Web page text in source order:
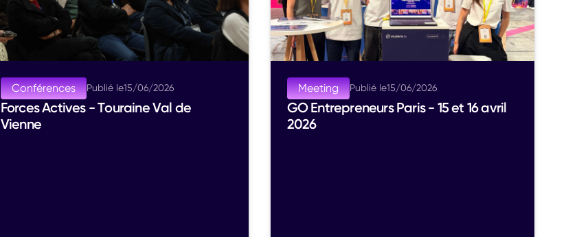
Conférences Publié le15/06/2026
Forces Actives - Touraine Val de
Vienne
Meeting Publié le15/06/2026
GO Entrepreneurs Paris - 15 et 16 avril
2026